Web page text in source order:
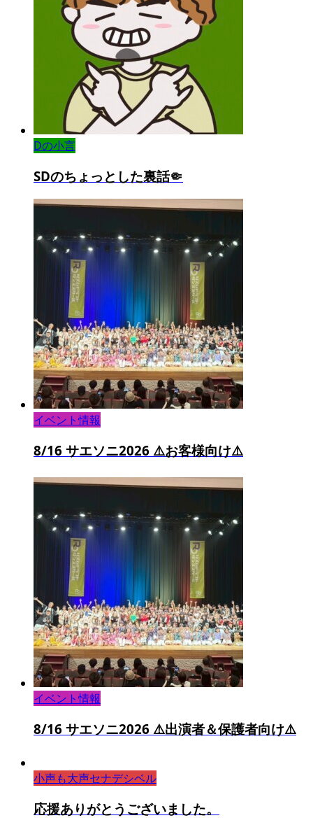
Dの小言
SDのちょっとした裏話🤏
イベント情報
8/16 サエソニ2026 ⚠️お客様向け⚠️
イベント情報
8/16 サエソニ2026 ⚠️出演者＆保護者向け⚠️
小声も大声セナデシベル
応援ありがとうございました。